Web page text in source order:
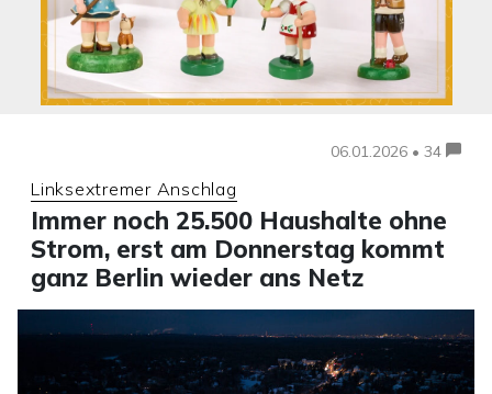
06.01.2026 • 34
Linksextremer Anschlag
Immer noch 25.500 Haushalte ohne
Strom, erst am Donnerstag kommt
ganz Berlin wieder ans Netz